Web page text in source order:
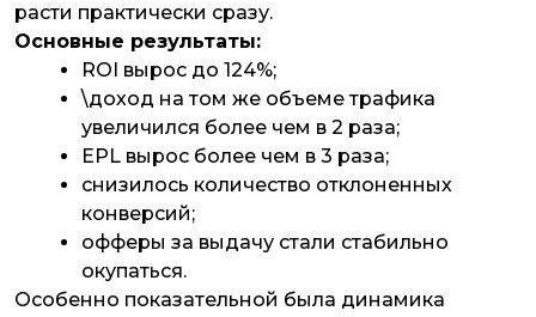
расти практически сразу.
Основные результаты:
ROI вырос до 124%;
\доход на том же объеме трафика
увеличился более чем в 2 раза;
EPL вырос более чем в 3 раза;
снизилось количество отклоненных
конверсий;
офферы за выдачу стали стабильно
окупаться.
Особенно показательной была динамика